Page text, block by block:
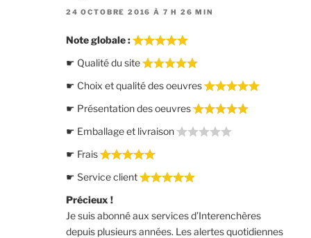
24 OCTOBRE 2016 À 7 H 26 MIN
Note globale :
☛ Qualité du site
☛ Choix et qualité des oeuvres
☛ Présentation des oeuvres
☛ Emballage et livraison
☛ Frais
☛ Service client
Précieux !
Je suis abonné aux services d’Interenchères
depuis plusieurs années. Les alertes quotidiennes